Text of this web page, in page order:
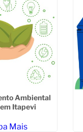
Ambiental
Itapevi
Mais